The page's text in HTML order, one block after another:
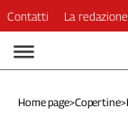
Video
Dirette
Contatti La redazione
Home page>Copertine>